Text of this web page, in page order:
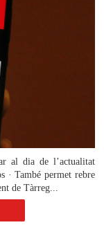
al dia de l’actualitat
· També permet rebre
de Tàrreg...